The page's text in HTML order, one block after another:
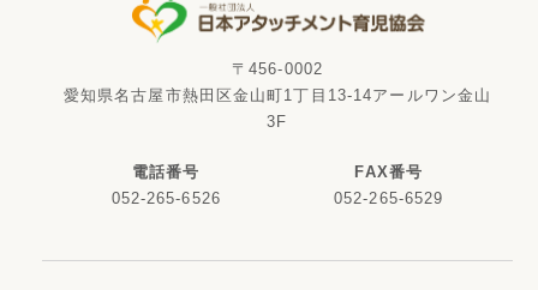
〒456-0002
愛知県名古屋市熱田区金山町1丁目13-14アールワン金山
3F
電話番号
052-265-6526
FAX番号
052-265-6529